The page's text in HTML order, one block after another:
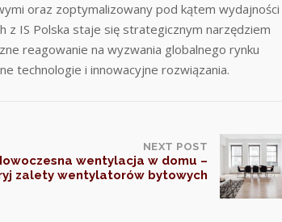
oraz zoptymalizowany pod kątem wydajności
z IS Polska staje się strategicznym narzędziem
reagowanie na wyzwania globalnego rynku
technologie i innowacyjne rozwiązania.
NEXT POST
wentylacja w domu –
zalety wentylatorów bytowych